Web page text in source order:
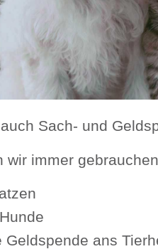
Sach- und
wir immer
Geldspende ans